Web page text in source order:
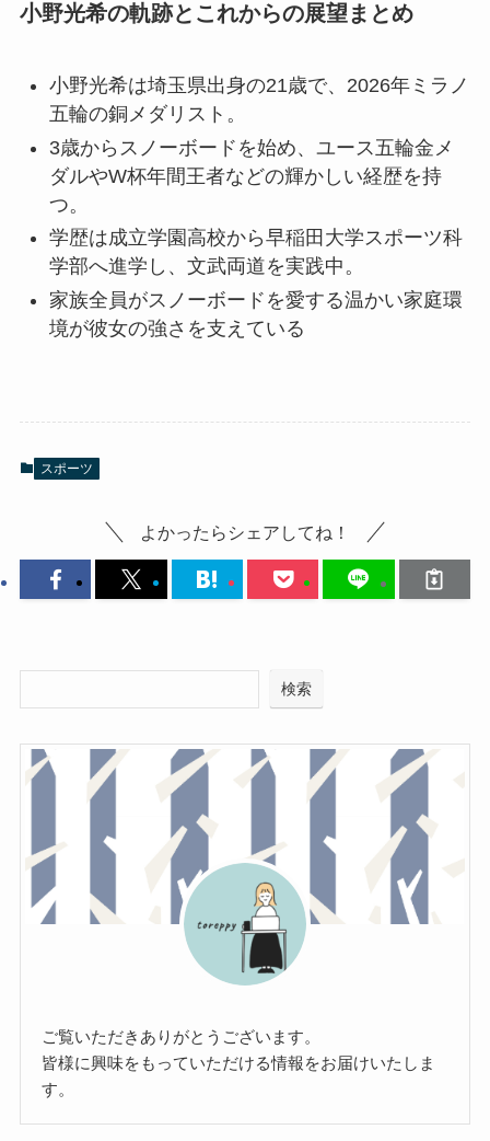
小野光希の軌跡とこれからの展望まとめ
小野光希は埼玉県出身の21歳で、2026年ミラノ
五輪の銅メダリスト。
3歳からスノーボードを始め、ユース五輪金メ
ダルやW杯年間王者などの輝かしい経歴を持
つ。
学歴は成立学園高校から早稲田大学スポーツ科
学部へ進学し、文武両道を実践中。
家族全員がスノーボードを愛する温かい家庭環
境が彼女の強さを支えている
スポーツ
よかったらシェアしてね！
検索
ご覧いただきありがとうございます。
皆様に興味をもっていただける情報をお届けいたしま
す。